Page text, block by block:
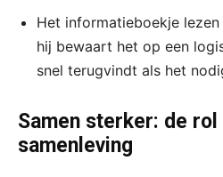
Het informatieboekje
hij bewaart het op een
snel terugvindt als het
Samen sterker: de rol
samenleving